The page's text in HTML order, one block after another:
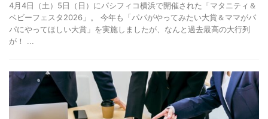
4月4日（土）5日（日）にパシフィコ横浜で開催された「マタニティ＆
ベビーフェスタ2026」。 今年も「パパがやってみたい大賞＆ママがパ
パにやってほしい大賞」を実施しましたが、なんと過去最高の大行列
が！ ...